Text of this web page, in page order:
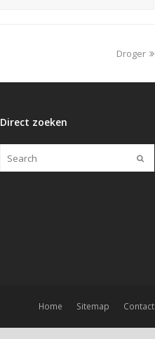
Droger
Direct zoeken
Home Sitemap Contact